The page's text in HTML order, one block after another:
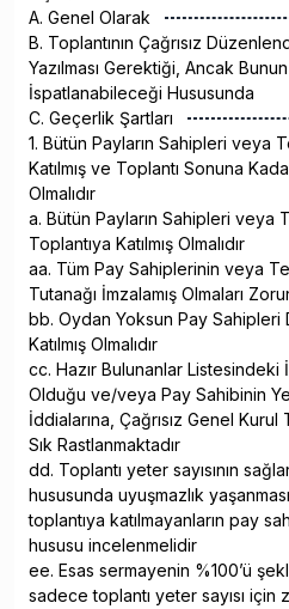
A. Genel Olarak
B. Toplantının Çağrısız
Yazılması Gerektiği, Ancak
İspatlanabileceği Hususunda
C. Geçerlik Şartları
1. Bütün Payların Sahipleri veya
Katılmış ve Toplantı Sonuna
Olmalıdır
a. Bütün Payların Sahipleri veya
Toplantıya Katılmış Olmalıdır
aa. Tüm Pay Sahiplerinin veya
Tutanağı İmzalamış Olmaları
bb. Oydan Yoksun Pay Sahipleri
Katılmış Olmalıdır
cc. Hazır Bulunanlar Listesindeki
Olduğu ve/veya Pay Sahibinin
İddialarına, Çağrısız Genel Kurul
Sık Rastlanmaktadır
dd. Toplantı yeter sayısının
hususunda uyuşmazlık
toplantıya katılmayanların pay
hususu incelenmelidir
ee. Esas sermayenin %100’ü
sadece toplantı yeter sayısı için